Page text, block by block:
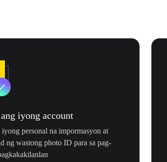
iyong account
personal na impormasyon at
ng wastong photo ID para sa pag-